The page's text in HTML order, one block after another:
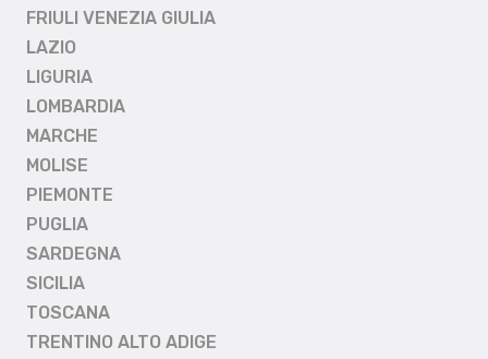
FRIULI VENEZIA GIULIA
LAZIO
LIGURIA
LOMBARDIA
MARCHE
MOLISE
PIEMONTE
PUGLIA
SARDEGNA
SICILIA
TOSCANA
TRENTINO ALTO ADIGE